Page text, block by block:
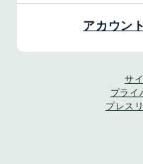
アカウン
サ
プライ
プレス